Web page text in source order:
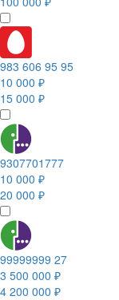
983 606 95 95
10 000 ₽
15 000 ₽
9307701777
10 000 ₽
20 000 ₽
99999999 27
3 500 000 ₽
4 200 000 ₽